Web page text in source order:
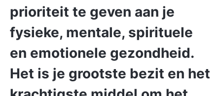
prioriteit te geven aan je
fysieke, mentale, spirituele
en emotionele gezondheid.
Het is je grootste bezit en het